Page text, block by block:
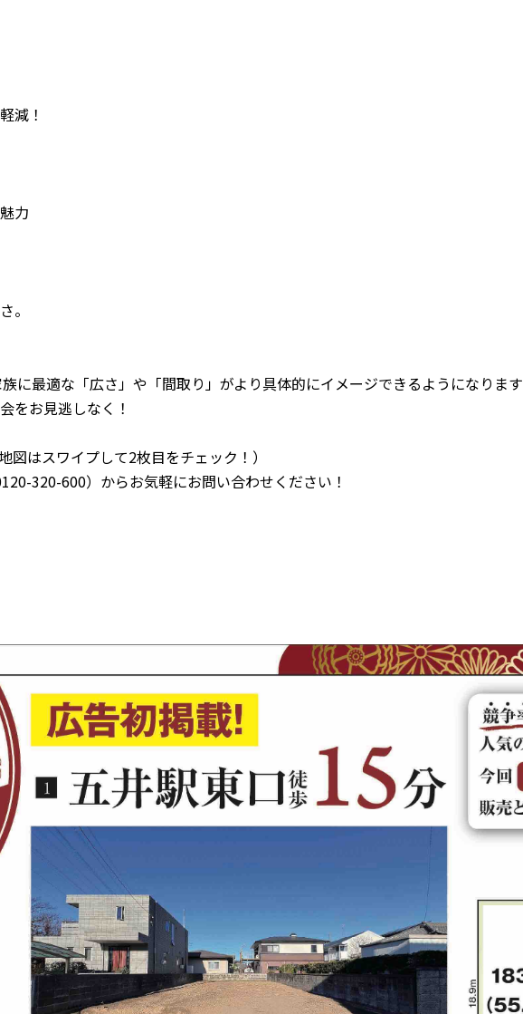
減！
力
。
に最適な「広さ」や「間取り」がより具体的にイメージできるようになります
をお見逃しなく！
はスワイプして2枚目をチェック！）
320-600）からお気軽にお問い合わせください！